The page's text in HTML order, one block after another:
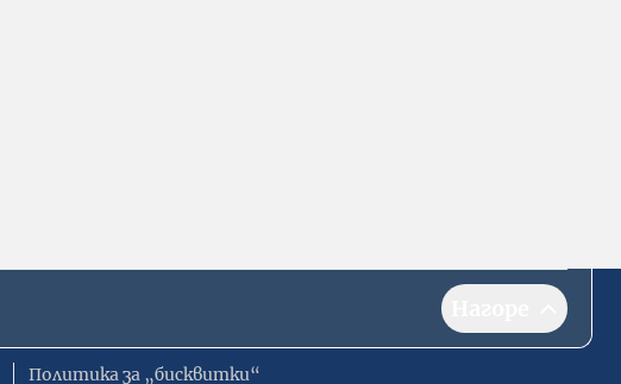
Политика за „бисквитки“